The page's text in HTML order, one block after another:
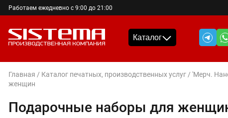
Работаем ежедневно с 9:00 до 21:00
Каталог
Главная / Каталог печатных, производственных услуг / 'Мерч.
женщин
Подарочные наборы для